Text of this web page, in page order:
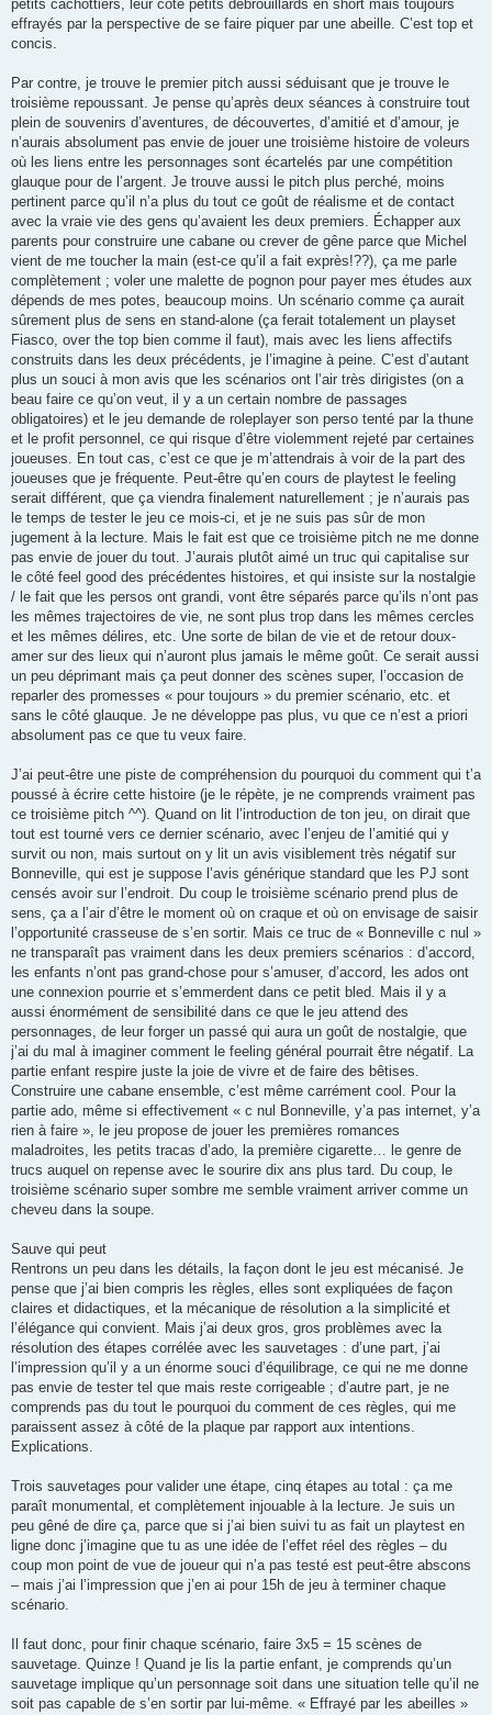
petits cachottiers, leur côté petits débrouillards en short mais toujours
effrayés par la perspective de se faire piquer par une abeille. C’est top et
concis.
Par contre, je trouve le premier pitch aussi séduisant que je trouve le
troisième repoussant. Je pense qu’après deux séances à construire tout
plein de souvenirs d’aventures, de découvertes, d’amitié et d’amour, je
n’aurais absolument pas envie de jouer une troisième histoire de voleurs
où les liens entre les personnages sont écartelés par une compétition
glauque pour de l’argent. Je trouve aussi le pitch plus perché, moins
pertinent parce qu’il n’a plus du tout ce goût de réalisme et de contact
avec la vraie vie des gens qu’avaient les deux premiers. Échapper aux
parents pour construire une cabane ou crever de gêne parce que Michel
vient de me toucher la main (est-ce qu’il a fait exprès!??), ça me parle
complètement ; voler une malette de pognon pour payer mes études aux
dépends de mes potes, beaucoup moins. Un scénario comme ça aurait
sûrement plus de sens en stand-alone (ça ferait totalement un playset
Fiasco, over the top bien comme il faut), mais avec les liens affectifs
construits dans les deux précédents, je l’imagine à peine. C’est d’autant
plus un souci à mon avis que les scénarios ont l’air très dirigistes (on a
beau faire ce qu’on veut, il y a un certain nombre de passages
obligatoires) et le jeu demande de roleplayer son perso tenté par la thune
et le profit personnel, ce qui risque d’être violemment rejeté par certaines
joueuses. En tout cas, c’est ce que je m’attendrais à voir de la part des
joueuses que je fréquente. Peut-être qu’en cours de playtest le feeling
serait différent, que ça viendra finalement naturellement ; je n’aurais pas
le temps de tester le jeu ce mois-ci, et je ne suis pas sûr de mon
jugement à la lecture. Mais le fait est que ce troisième pitch ne me donne
pas envie de jouer du tout. J’aurais plutôt aimé un truc qui capitalise sur
le côté feel good des précédentes histoires, et qui insiste sur la nostalgie
/ le fait que les persos ont grandi, vont être séparés parce qu’ils n’ont pas
les mêmes trajectoires de vie, ne sont plus trop dans les mêmes cercles
et les mêmes délires, etc. Une sorte de bilan de vie et de retour doux-
amer sur des lieux qui n’auront plus jamais le même goût. Ce serait aussi
un peu déprimant mais ça peut donner des scènes super, l’occasion de
reparler des promesses « pour toujours » du premier scénario, etc. et
sans le côté glauque. Je ne développe pas plus, vu que ce n’est a priori
absolument pas ce que tu veux faire.
J’ai peut-être une piste de compréhension du pourquoi du comment qui t’a
poussé à écrire cette histoire (je le répète, je ne comprends vraiment pas
ce troisième pitch ^^). Quand on lit l’introduction de ton jeu, on dirait que
tout est tourné vers ce dernier scénario, avec l’enjeu de l’amitié qui y
survit ou non, mais surtout on y lit un avis visiblement très négatif sur
Bonneville, qui est je suppose l’avis générique standard que les PJ sont
censés avoir sur l’endroit. Du coup le troisième scénario prend plus de
sens, ça a l’air d’être le moment où on craque et où on envisage de saisir
l’opportunité crasseuse de s’en sortir. Mais ce truc de « Bonneville c nul »
ne transparaît pas vraiment dans les deux premiers scénarios : d’accord,
les enfants n’ont pas grand-chose pour s’amuser, d’accord, les ados ont
une connexion pourrie et s’emmerdent dans ce petit bled. Mais il y a
aussi énormément de sensibilité dans ce que le jeu attend des
personnages, de leur forger un passé qui aura un goût de nostalgie, que
j’ai du mal à imaginer comment le feeling général pourrait être négatif. La
partie enfant respire juste la joie de vivre et de faire des bêtises.
Construire une cabane ensemble, c’est même carrément cool. Pour la
partie ado, même si effectivement « c nul Bonneville, y’a pas internet, y’a
rien à faire », le jeu propose de jouer les premières romances
maladroites, les petits tracas d’ado, la première cigarette… le genre de
trucs auquel on repense avec le sourire dix ans plus tard. Du coup, le
troisième scénario super sombre me semble vraiment arriver comme un
cheveu dans la soupe.
Sauve qui peut
Rentrons un peu dans les détails, la façon dont le jeu est mécanisé. Je
pense que j’ai bien compris les règles, elles sont expliquées de façon
claires et didactiques, et la mécanique de résolution a la simplicité et
l’élégance qui convient. Mais j’ai deux gros, gros problèmes avec la
résolution des étapes corrélée avec les sauvetages : d’une part, j’ai
l’impression qu’il y a un énorme souci d’équilibrage, ce qui ne me donne
pas envie de tester tel que mais reste corrigeable ; d’autre part, je ne
comprends pas du tout le pourquoi du comment de ces règles, qui me
paraissent assez à côté de la plaque par rapport aux intentions.
Explications.
Trois sauvetages pour valider une étape, cinq étapes au total : ça me
paraît monumental, et complètement injouable à la lecture. Je suis un
peu gêné de dire ça, parce que si j’ai bien suivi tu as fait un playtest en
ligne donc j’imagine que tu as une idée de l’effet réel des règles – du
coup mon point de vue de joueur qui n’a pas testé est peut-être abscons
– mais j’ai l’impression que j’en ai pour 15h de jeu à terminer chaque
scénario.
Il faut donc, pour finir chaque scénario, faire 3x5 = 15 scènes de
sauvetage. Quinze ! Quand je lis la partie enfant, je comprends qu’un
sauvetage implique qu’un personnage soit dans une situation telle qu’il ne
soit pas capable de s’en sortir par lui-même. « Effrayé par les abeilles »